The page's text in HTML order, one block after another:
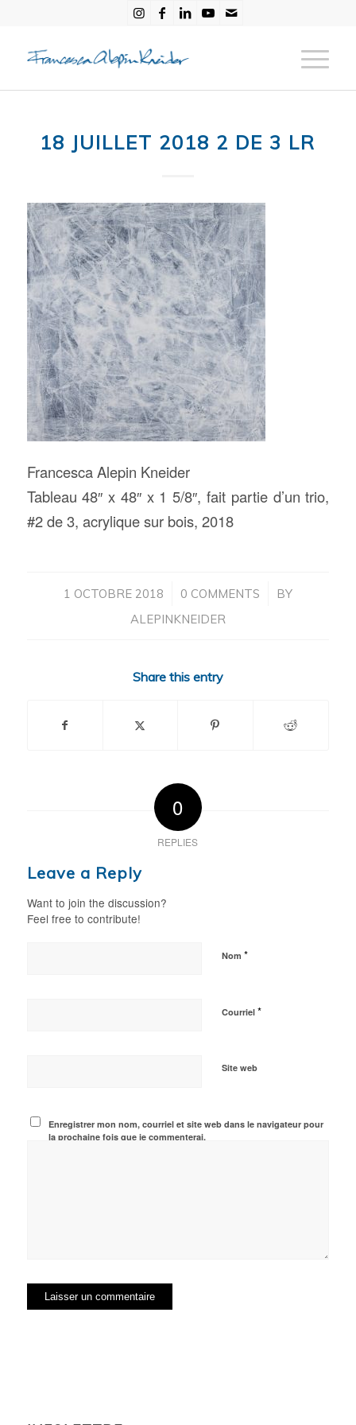
18 JUILLET 2018 2 DE 3 LR
Francesca Alepin Kneider
Tableau 48″ x 48″ x 1 5/8″, fait partie d’un trio,
#2 de 3, acrylique sur bois, 2018
1 OCTOBRE 2018
/ 0 COMMENTS
/
BY
ALEPINKNEIDER
Share this entry
0
REPLIES
Leave a Reply
Want to join the discussion?
Feel free to contribute!
Nom *
Courriel *
Site web
Enregistrer mon nom, courriel et site web dans le navigateur pour
la prochaine fois que je commenterai.